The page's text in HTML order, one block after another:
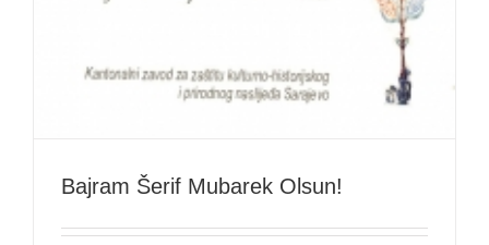
Bajram Šerif Mubarek Olsun!